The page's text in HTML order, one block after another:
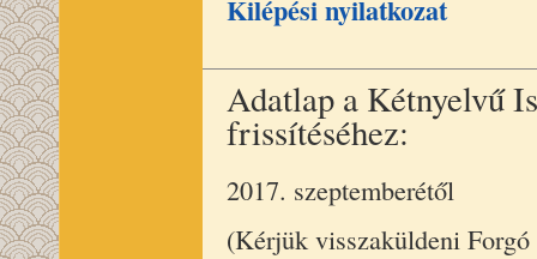
Kilépési nyilatkozat
Adatlap a Kétnyelvű
frissítéséhez:
2017. szeptemberétől
(Kérjük visszaküldeni